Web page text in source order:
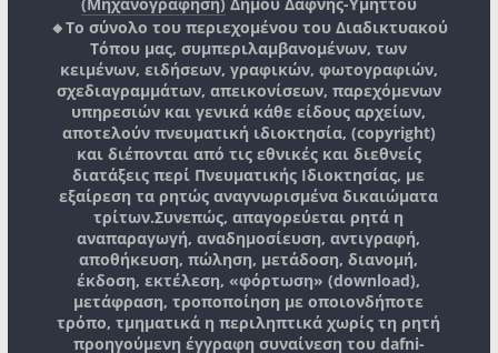
🔸Το σύνολο του περιεχομένου του Διαδικτυακού
Τόπου μας, συμπεριλαμβανομένων, των
κειμένων, ειδήσεων, γραφικών, φωτογραφιών,
σχεδιαγραμμάτων, απεικονίσεων, παρεχόμενων
υπηρεσιών και γενικά κάθε είδους αρχείων,
αποτελούν πνευματική ιδιοκτησία, (copyright)
και διέπονται από τις εθνικές και διεθνείς
διατάξεις περί Πνευματικής Ιδιοκτησίας, με
εξαίρεση τα ρητώς αναγνωρισμένα δικαιώματα
τρίτων.Συνεπώς, απαγορεύεται ρητά η
αναπαραγωγή, αναδημοσίευση, αντιγραφή,
αποθήκευση, πώληση, μετάδοση, διανομή,
έκδοση, εκτέλεση, «φόρτωση» (download),
μετάφραση, τροποποίηση με οποιονδήποτε
τρόπο, τμηματικά η περιληπτικά χωρίς τη ρητή
προηγούμενη έγγραφη συναίνεση του dafni-